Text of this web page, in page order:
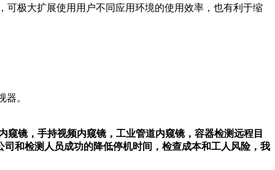
可极大扩展使用用户不同应用环境的使用效率，也有利于缩
。
镜，手持视频内窥镜，工业管道内窥镜，容器检测远程目
和检测人员成功的降低停机时间，检查成本和工人风险，我